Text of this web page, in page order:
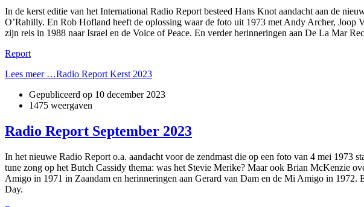
In de kerst editie van het International Radio Report besteed Hans Knot aandacht aan de
O’Rahilly. En Rob Hofland heeft de oplossing waar de foto uit 1973 met Andy Archer, Joop
zijn reis in 1988 naar Israel en de Voice of Peace. En verder herinneringen aan De La Mar
Report
Lees meer …Radio Report Kerst 2023
Gepubliceerd op 10 december 2023
1475 weergaven
Radio Report September 2023
In het nieuwe Radio Report o.a. aandacht voor de zendmast die op een foto van 4 mei 1973
tune zong op het Butch Cassidy thema: was het Stevie Merike? Maar ook Brian McKenzie
Amigo in 1971 in Zaandam en herinneringen aan Gerard van Dam en de Mi Amigo in
Day.